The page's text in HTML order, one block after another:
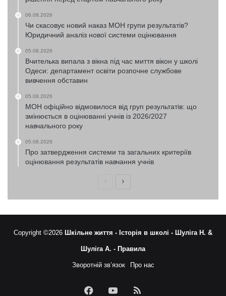
06.08.2026
Чи скасовує новий наказ МОН групи результатів?
Юридичний аналіз нової системи оцінювання
05.08.2026
Вчителька випала з вікна під час миття вікон у школі
Одеси: департамент освіти розпочне службове
вивчення обставин
05.08.2026
МОН офіційно відмовилося від груп результатів: що
змінюється в оцінюванні учнів із 2026/2027
навчального року
05.08.2026
Про затвердження системи та загальних критеріїв
оцінювання результатів навчання учнів
ПопередняНаступна
Copyright ©2026 Шкільне життя - Історія в школі - Шуліга Н. &
Шуліга А. - Правила
Зворотній зв’язок Про нас
FacebookYouTubeRSS